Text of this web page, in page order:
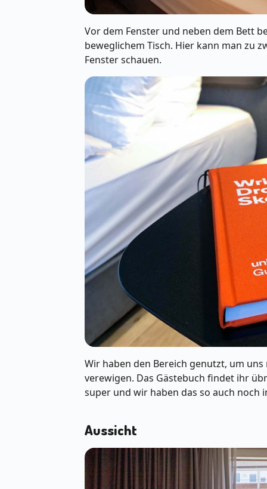
Vor dem Fenster und neben dem Bett
beweglichem Tisch. Hier kann man zu
Fenster schauen.
Wir haben den Bereich genutzt, um
verewigen. Das Gästebuch findet ihr
super und wir haben das so auch noch
Aussicht